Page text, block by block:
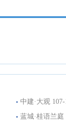
中建·大观
蓝城·桂语兰